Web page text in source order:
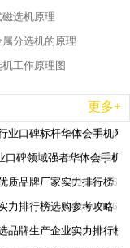
选机原理
分选机的原理
工作原理图
更多+
2026-06-26
业口碑标杆华体会手机网
2026-06-26
碑领域强者华体会手机
2026-06-26
质品牌厂家实力排行榜
2026-06-26
力排行榜选购参考攻略
2026-06-26
品牌生产企业实力排行榜